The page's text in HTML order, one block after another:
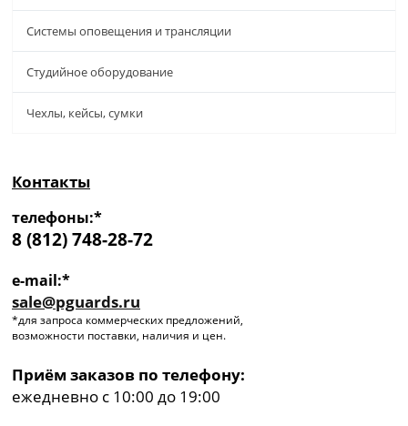
Системы оповещения и трансляции
Студийное оборудование
Чехлы, кейсы, сумки
Контакты
телефоны:*
8 (812) 748-28-72
e-mail:*
sale@pguards.ru
*для запроса коммерческих предложений,
возможности поставки, наличия и цен.
Приём заказов по телефону:
ежедневно с 10:00 до 19:00